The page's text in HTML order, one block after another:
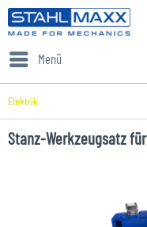
Menü
Elektrik
Stanz-Werkzeugsatz